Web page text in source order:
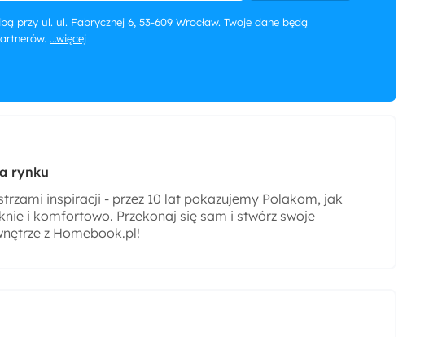
przy ul. ul. Fabrycznej 6, 53-609 Wrocław. Twoje dane będą
...więcej
rynku
inspiracji - przez 10 lat pokazujemy Polakom, jak
i komfortowo. Przekonaj się sam i stwórz swoje
z Homebook.pl!